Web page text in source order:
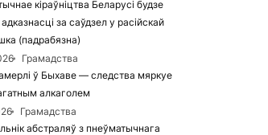
кіраўніцтва Беларусі будзе
за саўдзел у расійскай
(падрабязна)
Грамадства
ў Быхаве — следства мяркуе
алкаголем
Грамадства
абстраляў з пнеўматычнага